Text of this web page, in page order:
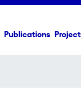
Publications